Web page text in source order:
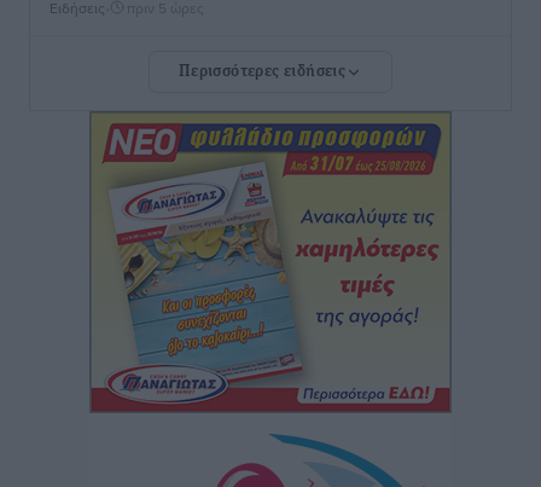
Ειδήσεις πριν 5 ώρες
Νέο ξενοδοχείο στη Ρόδο για την H Hotels –
στην Κω
Τοπικές Ειδήσεις• πριν 5 ώρες
Αυτοκίνητο μπήκε παράνομα σε μονόδρομο στο
Μαστιχάρι – Αναποδογύρισε όχημα με μητέρα και
5χρονο παιδί
Τοπικές Ειδήσεις • πριν 5 ώρες
“Η Ευρώπη αντιμετώπιζε το προσφυγικό σαν ταινία
τρόμου” – Η συγκλονιστική μαρτυρία της Χαρούλας
Γιασιράνη στον RV για τα γεγονότα που οδήγησαν στο
Περισσότερες ειδήσεις